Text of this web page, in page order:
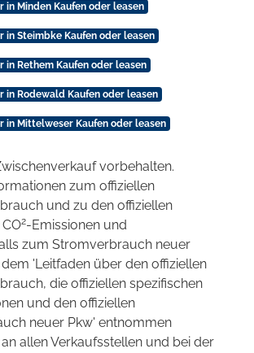
in Minden Kaufen oder leasen
in Steimbke Kaufen oder leasen
in Rethem Kaufen oder leasen
in Rodewald Kaufen oder leasen
in Mittelweser Kaufen oder leasen
vorbehalten.
zum offiziellen
und zu den offiziellen
2-Emissionen und
zum Stromverbrauch neuer
'Leitfaden über den offiziellen
die offiziellen spezifischen
und den offiziellen
neuer Pkw' entnommen
allen Verkaufsstellen und bei der